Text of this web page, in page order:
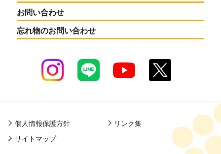
お問い合わせ
忘れ物のお問い合わせ
個人情報保護方針
リンク集
サイトマップ